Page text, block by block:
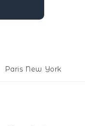
Paris New York